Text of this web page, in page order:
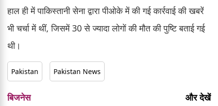
हाल ही में पाकिस्तानी सेना द्वारा पीओके में की गई कार्रवाई की खबरें
भी चर्चा में थीं, जिसमें 30 से ज्यादा लोगों की मौत की पुष्टि बताई गई
थी।
Pakistan Pakistan News
बिजनेस और देखें